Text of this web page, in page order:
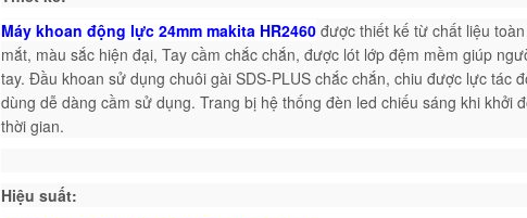
Máy khoan động lực 24mm makita HR2460 được thiết kế từ chất liệu
mắt, màu sắc hiện đại, Tay cầm chắc chắn, được lót lớp đệm mềm giúp
tay. Đầu khoan sử dụng chuôi gài SDS-PLUS chắc chắn, chiu được lực tác
dùng dễ dàng cầm sử dụng. Trang bị hệ thống đèn led chiếu sáng khi khởi
thời gian.
Hiệu suất: